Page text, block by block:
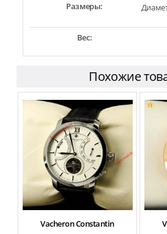
Размеры:
Вес:
Похожие
Vacheron Constantin